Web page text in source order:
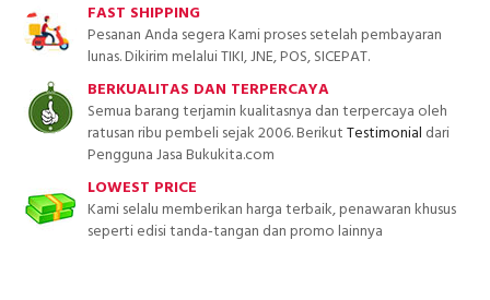
FAST SHIPPING
Pesanan Anda segera Kami proses setelah pembayaran
lunas. Dikirim melalui TIKI, JNE, POS, SICEPAT.
BERKUALITAS DAN TERPERCAYA
Semua barang terjamin kualitasnya dan terpercaya oleh
ratusan ribu pembeli sejak 2006. BerikutTestimonial dari
Pengguna Jasa Bukukita.com
LOWEST PRICE
Kami selalu memberikan harga terbaik, penawaran khusus
seperti edisi tanda-tangan dan promo lainnya